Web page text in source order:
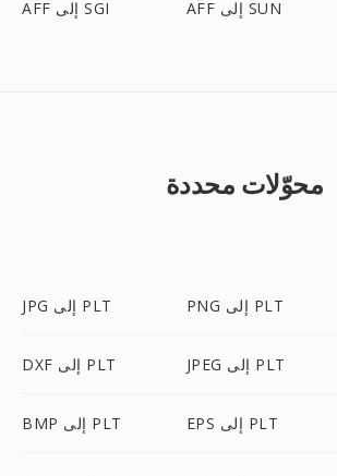
AFF إلى SGI AFF إلى SUN
محوّلات محددة
JPG إلى PLT PNG إلى PLT
DXF إلى PLT JPEG إلى PLT
BMP إلى PLT EPS إلى PLT